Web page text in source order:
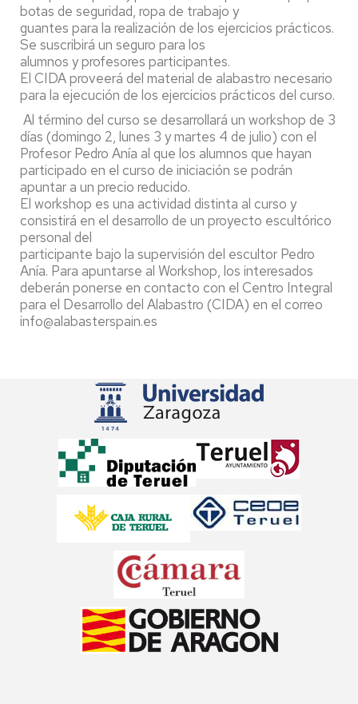
botas de seguridad, ropa de trabajo y
guantes para la realización de los ejercicios prácticos.
Se suscribirá un seguro para los
alumnos y profesores participantes.
El CIDA proveerá del material de alabastro necesario
para la ejecución de los ejercicios prácticos del curso.
Al término del curso se desarrollará un workshop de 3
días (domingo 2, lunes 3 y martes 4 de julio) con el
Profesor Pedro Anía al que los alumnos que hayan
participado en el curso de iniciación se podrán
apuntar a un precio reducido.
El workshop es una actividad distinta al curso y
consistirá en el desarrollo de un proyecto escultórico
personal del
participante bajo la supervisión del escultor Pedro
Anía. Para apuntarse al Workshop, los interesados
deberán ponerse en contacto con el Centro Integral
para el Desarrollo del Alabastro (CIDA) en el correo
info@alabasterspain.es